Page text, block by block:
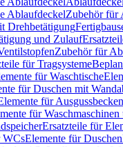
AblaufdeckelZubehör für
Drehbetätigung
und Zulauf
Zubehör für
für Tragsysteme
für Waschtische
für Duschen mit
für Ausgussbecken
für
Ersatzteile für
WCsElemente für Duschen